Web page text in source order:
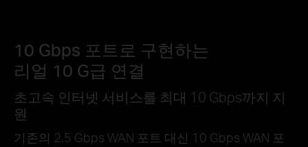
10 Gbps 포트로 구현하는
리얼 10 G급 연결
초고속 인터넷 서비스를 최대 10 Gbps까지 지
원
기존의 2.5 Gbps WAN 포트 대신 10 Gbps WAN 포